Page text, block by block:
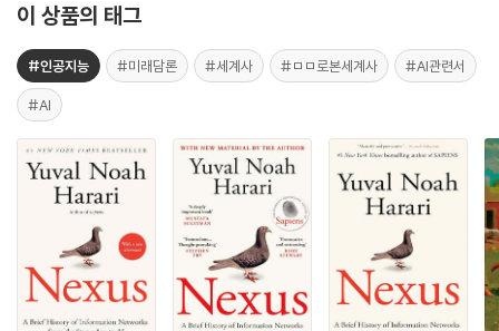
이 상품의 태그
#인공지능 #미래담론 #세계사 #ㅁㅁ로본세계사 #AI관련서
#AI